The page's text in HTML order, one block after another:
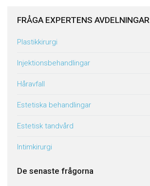
FRÅGA EXPERTENS AVDELNINGAR
Plastikkirurgi
Injektionsbehandlingar
Håravfall
Estetiska behandlingar
Estetisk tandvård
Intimkirurgi
De senaste frågorna